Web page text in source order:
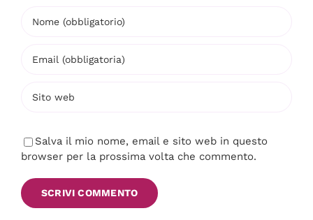
Salva il mio nome, email e sito web in questo
browser per la prossima volta che commento.